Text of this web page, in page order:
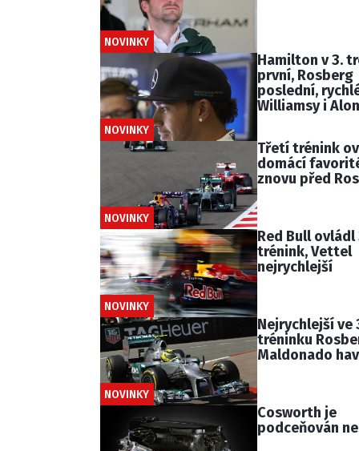
NOVINKY
NOVINKY
Hamilton v 3.
první, Rosberg
poslední,
Williamsy i
NOVINKY
Třetí trénink
domácí
znovu před
NOVINKY
Red Bull ovládl
trénink, Vettel
nejrychlejší
NOVINKY
Nejrychlejší ve
tréninku
Maldonado
Cosworth je
podceňován